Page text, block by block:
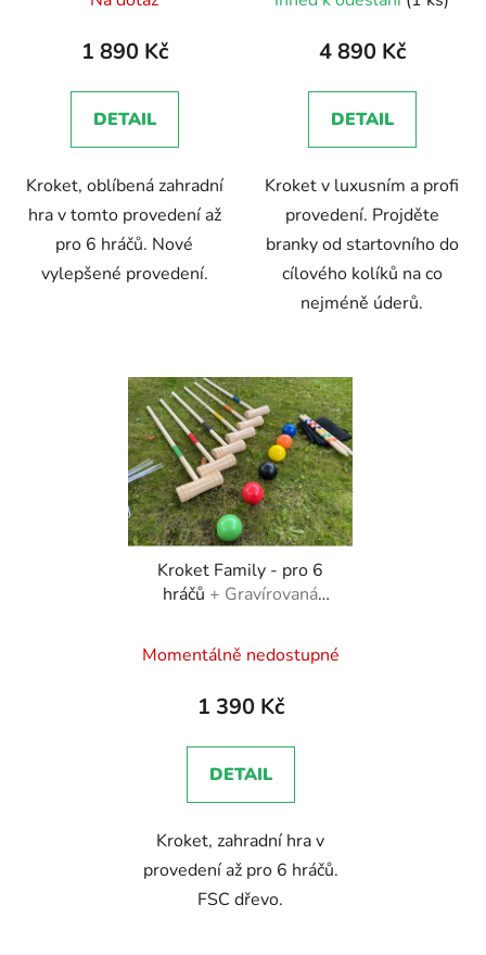
hodnocení
produktu
4,9
z
hvězdiček.
1 890 Kč
DETAIL
Kroket, oblíbená zahradní
hra v tomto provedení až
pro 6 hráčů. Nové
vylepšené provedení.
hodnocení
produktu
5,0
z
hvězdiček.
4 890 Kč
DETAIL
Kroket v luxusním a profi
provedení. Projděte
branky od startovního do
cílového kolíků na co
nejméně úderů.
Kroket Family - pro 6
hráčů + Gravírovaná
hodnocení
produktu
4,3
z
hvězdiček.
Momentálně nedostupné
1 390 Kč
DETAIL
Kroket, zahradní hra v
provedení až pro 6 hráčů.
FSC dřevo.